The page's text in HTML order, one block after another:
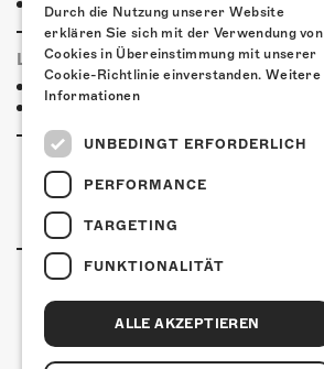
LINKS & PARTNER
Facebook-Event
Kulturfabrik Kofmehl
Kofmehlweg 1
Durch die Nutzung unserer Website
erklären Sie sich mit der Verwendung von
Cookies in Übereinstimmung mit unserer
Cookie-Richtlinie einverstanden. Weitere
Informationen
UNBEDINGT ERFORDERLICH
PERFORMANCE
TARGETING
FUNKTIONALITÄT
ALLE AKZEPTIEREN